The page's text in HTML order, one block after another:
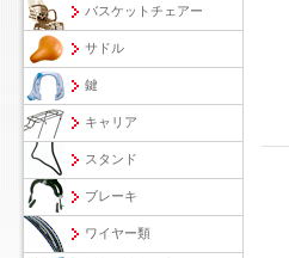
バスケットチェアー
サドル
鍵
キャリア
スタンド
ブレーキ
ワイヤー類